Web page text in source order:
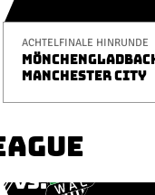
ACHTELFINALE HINRUNDE
MANCHESTER CITY